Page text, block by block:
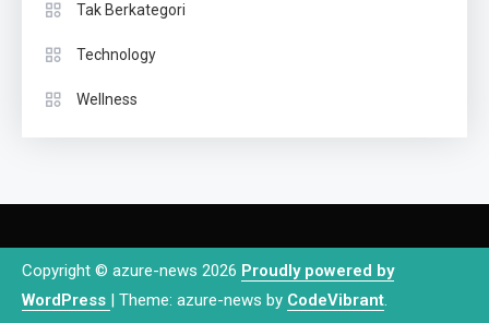
Tak Berkategori
Technology
Wellness
Copyright © azure-news 2026 Proudly powered by
WordPress | Theme: azure-news by CodeVibrant.